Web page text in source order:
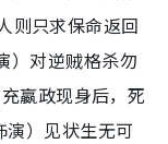
则只求保命返回
）对逆贼格杀勿
嬴政现身后，死
演）见状生无可